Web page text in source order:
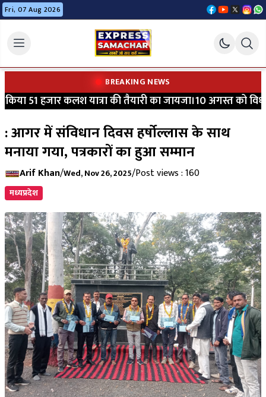
Fri, 07 Aug 2026
BREAKING NEWS
51 हजार कलश यात्रा की तैयारी का जायजा।10 अगस्त को
: आगर में संविधान दिवस हर्षोल्लास के साथ
मनाया गया, पत्रकारों का हुआ सम्मान
Arif Khan/Wed, Nov 26, 2025/Post views : 160
मध्यप्रदेश